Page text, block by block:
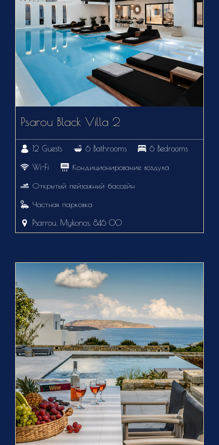
Psarou Black Villa 2
12 Guests 6 Bathrooms 6 Bedrooms
Wi-Fi Кондиционирование воздуха
Открытый пейзажный бассейн
Частная парковка
Psarrou, Mykonos, 846 00